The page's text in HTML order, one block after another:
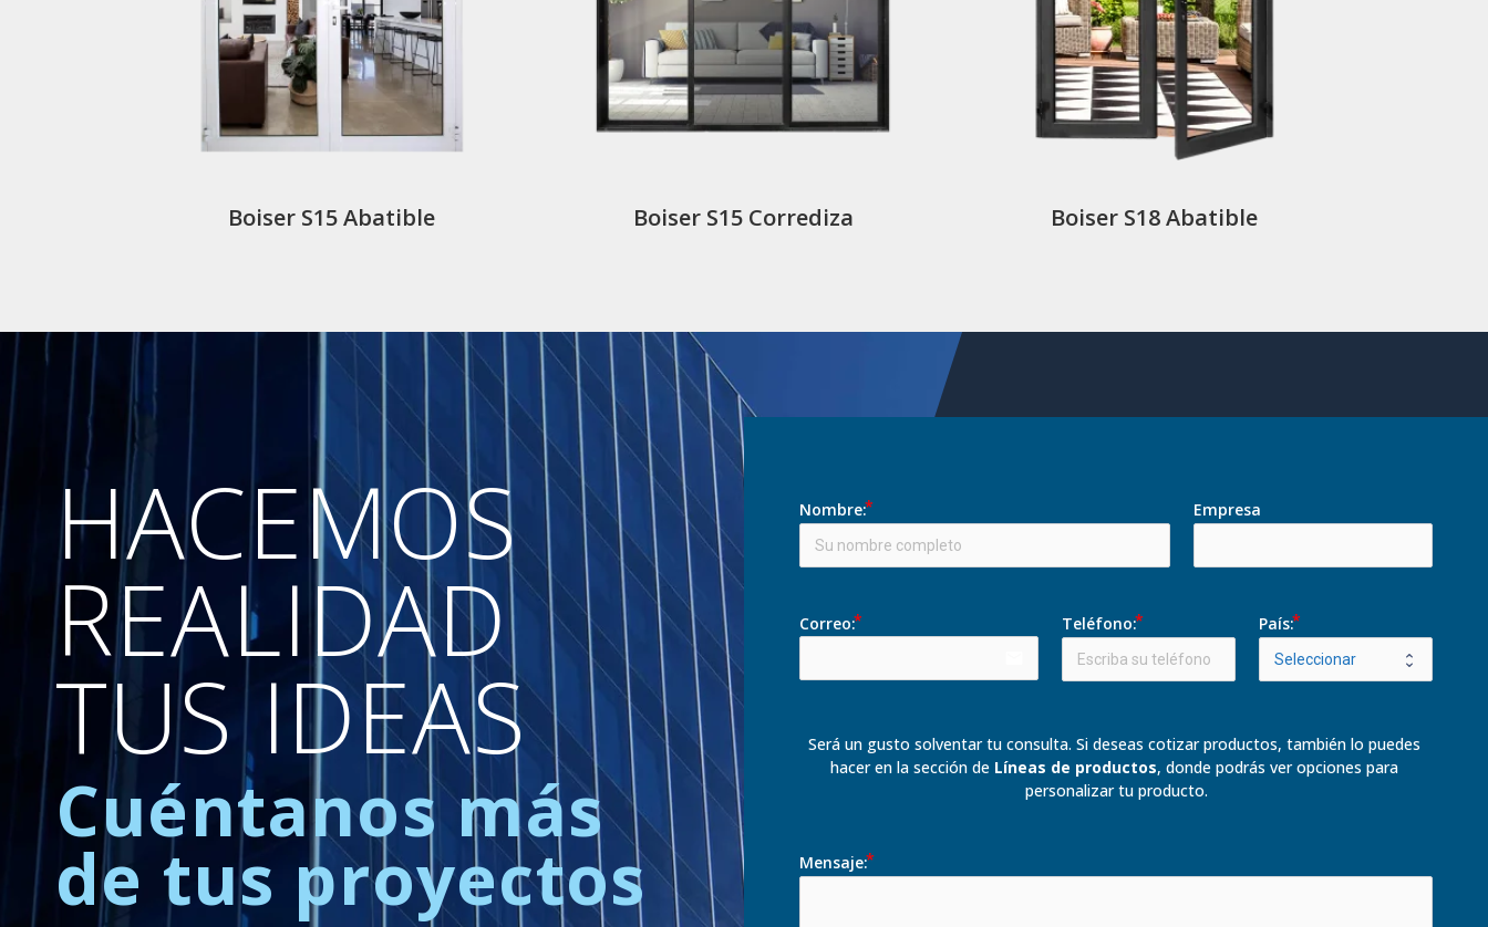
Boiser S15 Abatible Boiser S15 Corrediza Boiser S18 Abatible
HACEMOS
REALIDAD
TUS IDEAS
Cuéntanos más
de tus proyectos
Nombre: Empresa
Correo: Teléfono: País:
Será un gusto solventar tu consulta. Si deseas cotizar productos, también lo puedes
hacer en la sección de Líneas de productos, donde podrás ver opciones para
personalizar tu producto.
Mensaje: